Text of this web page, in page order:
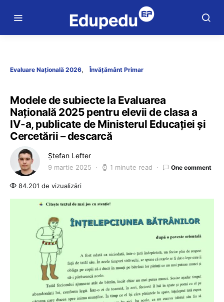
Evaluare Națională 2026 Învățământ Primar
Modele de subiecte la Evaluarea
Națională 2025 pentru elevii de clasa a
IV-a, publicate de Ministerul Educației și
Cercetării – descarcă
Ștefan Lefter
9 martie 2025 1 minute read One comment
84.201 de vizualizări